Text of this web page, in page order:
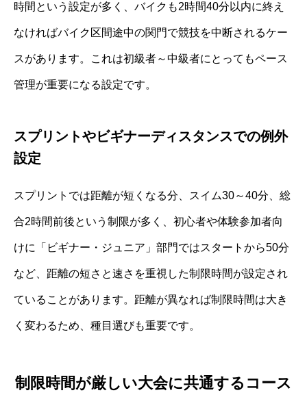
時間という設定が多く、バイクも2時間40分以内に終え
なければバイク区間途中の関門で競技を中断されるケー
スがあります。これは初級者～中級者にとってもペース
管理が重要になる設定です。
スプリントやビギナーディスタンスでの例外
設定
スプリントでは距離が短くなる分、スイム30～40分、総
合2時間前後という制限が多く、初心者や体験参加者向
けに「ビギナー・ジュニア」部門ではスタートから50分
など、距離の短さと速さを重視した制限時間が設定され
ていることがあります。距離が異なれば制限時間は大き
く変わるため、種目選びも重要です。
制限時間が厳しい大会に共通するコース